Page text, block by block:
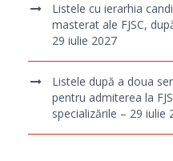
Listele cu ierarhia
masterat ale FJSC,
29 iulie 2027
Listele după a doua
pentru admiterea la
specializările – 29 iulie